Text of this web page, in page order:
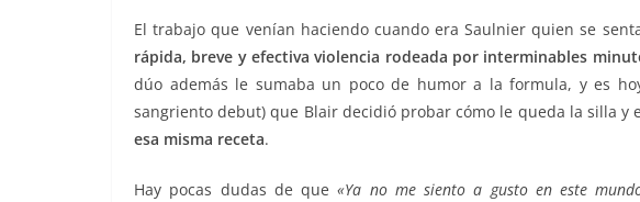
El trabajo que venían haciendo cuando era Saulnier quien se
rápida, breve y efectiva violencia rodeada por interminables
dúo además le sumaba un poco de humor a la formula, y es
sangriento debut) que Blair decidió probar cómo le queda la silla y
esa misma receta.
Hay pocas dudas de que«Ya no me siento a gusto en este